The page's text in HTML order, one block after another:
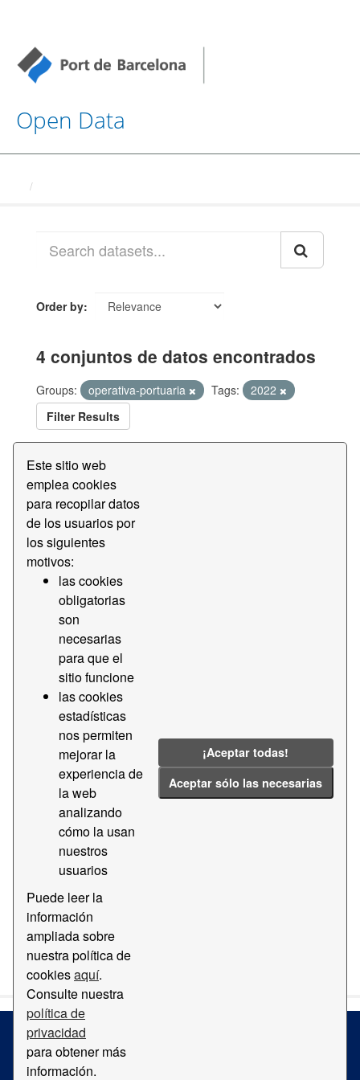
Este sitio web
emplea cookies
para recopilar datos
de los usuarios por
los siguientes
motivos:
las cookies
obligatorias
son
necesarias
para que el
sitio funcione
las cookies
estadísticas
nos permiten
mejorar la
experiencia de
la web
analizando
cómo la usan
nuestros
usuarios
Puede leer la
información
ampliada sobre
nuestra política de
cookiesaquí.
Consulte nuestra
política de
privacidad
para obtener más
información.
¡Aceptar todas!
Aceptar sólo las necesarias
Open Data
Order by
4 conjuntos de datos encontrados
Groups: operativa-portuaria Tags:
2022
Filter Results
Tiempo de acceso terminal Bergé
Datos del tiempo de acceso por franjas a la terminal
Bergé
CSV
Tiempo de acceso terminal BEST
Datos del tiempo de acceso por franjas a la terminal
BEST
Tiempo de acceso terminal Barcelona
Container Depot
Datos del tiempo de acceso por franjas a la terminal
Barcelona Container Depot
CSV
Tiempo de acceso terminal APMT
Datos del tiempo de acceso por franjas a la terminal
APMT
Docs).